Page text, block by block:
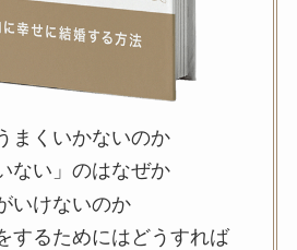
まくいかないのか
ない」のはなぜか
いけないのか
するためにはどうすれば